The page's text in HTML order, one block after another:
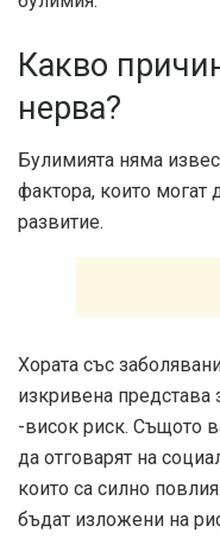
Какво
нерва?
Булимията няма
фактора, които могат
развитие.
Хората със
изкривена представа
-висок риск. Същото
да отговарят на
които са силно
бъдат изложени на